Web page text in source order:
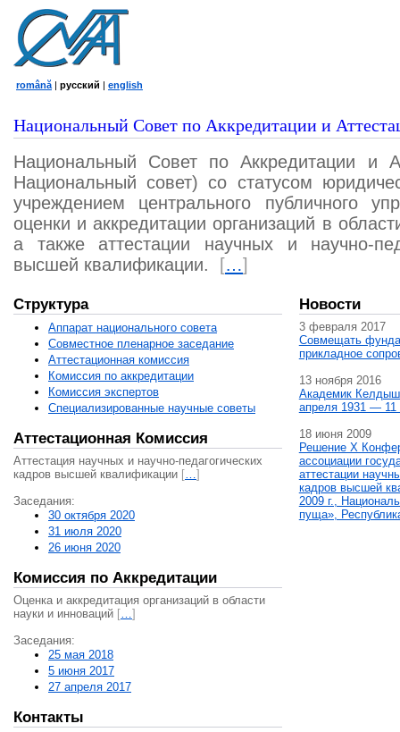
română | русский | english
Национальный Совет по Аккредитации и
Национальный Совет по Аккредитации и
Национальный совет) со статусом
учреждением центрального публичного
оценки и аккредитации организаций в
а также аттестации научных и научно-
высшей квалификации.
[…]
Структура
Аппарат национального совета
Совместное пленарное заседание
Аттестационная комисcия
Комиссия по аккредитации
Комиссия экспертов
Специализированные научные советы
Аттестационная Комиссия
Аттестация научных и научно-педагогических
кадров высшей квалификации […]
Заседания:
30 октября 2020
31 июля 2020
26 июня 2020
Комиссия по Аккредитации
Оценка и аккредитация организаций в области
науки и инноваций […]
Заседания:
25 мая 2018
5 июня 2017
27 апреля 2017
Контакты
Новости
3 февраля 2017
Совмещать
прикладное
13 ноября 2016
Академик
апреля 1931 — 11
18 июня 2009
Решение X
ассоциации
аттестации
кадров высшей
2009 г.,
пуща»,